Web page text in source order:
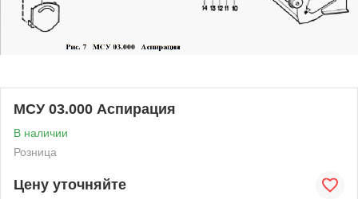
МСУ 03.000 Аспирация
В наличии
Розница
Цену уточняйте